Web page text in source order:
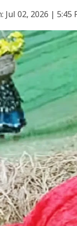
Jul 02, 2026 | 5:45